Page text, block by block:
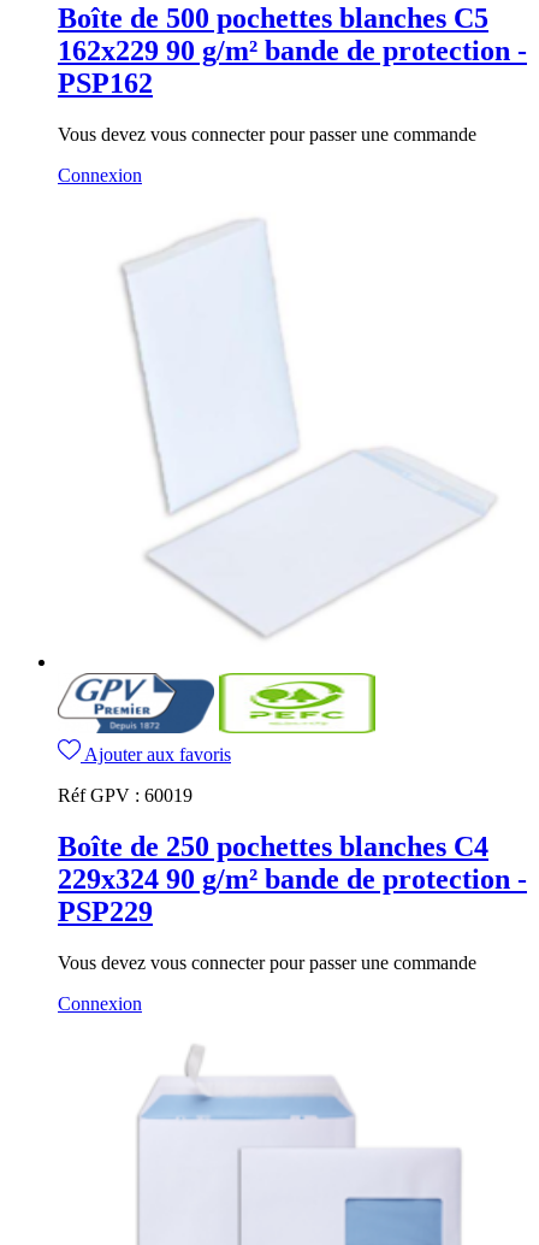
Boîte de 500 pochettes blanches C5
162x229 90 g/m² bande de protection -
PSP162
Vous devez vous connecter pour passer une commande
Connexion
Ajouter aux favoris
Réf GPV : 60019
Boîte de 250 pochettes blanches C4
229x324 90 g/m² bande de protection -
PSP229
Vous devez vous connecter pour passer une commande
Connexion